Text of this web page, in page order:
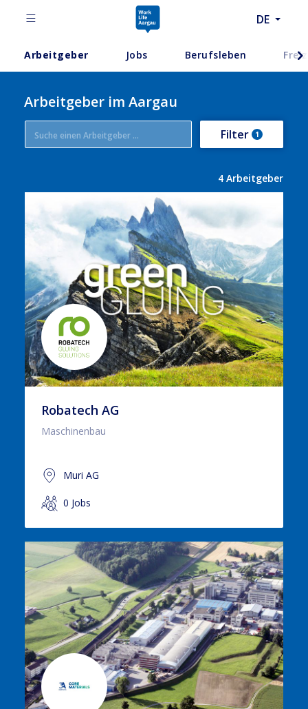
DE
Arbeitgeber Jobs Berufsleben
Arbeitgeber im Aargau
Filter 1
4 Arbeitgeber
Robatech AG
Maschinenbau
Muri AG
0 Jobs